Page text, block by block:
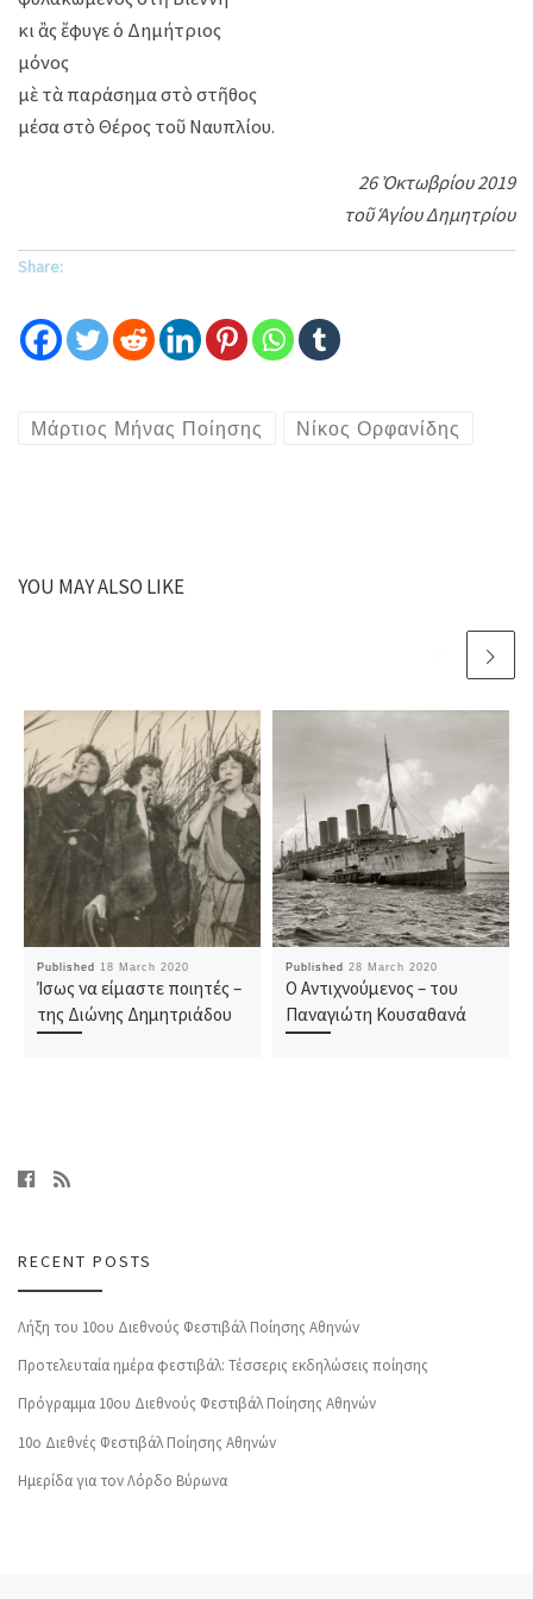
κι ἂς ἔφυγε ὁ Δημήτριος
μόνος
μὲ τὰ παράσημα στὸ στῆθος
μέσα στὸ Θέρος τοῦ Ναυπλίου.
26 Ὀκτωβρίου 2019
τοῦ Ἁγίου Δημητρίου
Share:
Μάρτιος Μήνας Ποίησης Νίκος Ορφανίδης
YOU MAY ALSO LIKE
Published 18 March 2020
Ίσως να είμαστε ποιητές –
της Διώνης Δημητριάδου
Published 28 March 2020
Ο Αντιχνούμενος – του
Παναγιώτη Κουσαθανά
RECENT POSTS
Λήξη του 10ου Διεθνούς Φεστιβάλ Ποίησης Αθηνών
Προτελευταία ημέρα φεστιβάλ: Τέσσερις εκδηλώσεις ποίησης
Πρόγραμμα 10ου Διεθνούς Φεστιβάλ Ποίησης Αθηνών
10o Διεθνές Φεστιβάλ Ποίησης Αθηνών
Ημερίδα για τον Λόρδο Βύρωνα